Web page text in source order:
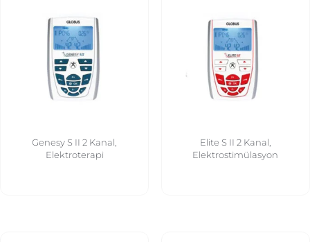
Genesy S II 2 Kanal,
Elektroterapi
Elite S II 2 Kanal,
Elektrostimülasyon